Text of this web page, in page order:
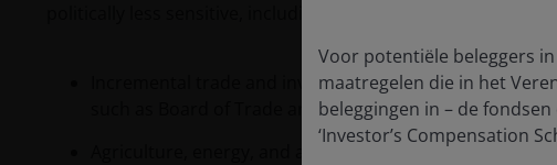
Incremental trade and investment cooperation,
such as Board of Trade and Board of Investment
Agriculture, energy, and aerospace procurement,
Voor potentiële beleggers
maatregelen die in het
beleggingen in – de
‘Investor’s Compensation